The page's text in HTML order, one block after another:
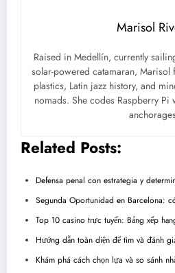
Marisol
Raised in Medellín, currently
solar-powered catamaran, Marisol
plastics, Latin jazz history, and
nomads. She codes Raspberry Pi
Related Posts:
Defensa penal con estrategia y
Segunda Oportunidad en Barcelona:
Top 10 casino trực tuyến: Bảng xếp
Hướng dẫn toàn diện để tìm và đánh
Khám phá cách chọn lựa và so sánh